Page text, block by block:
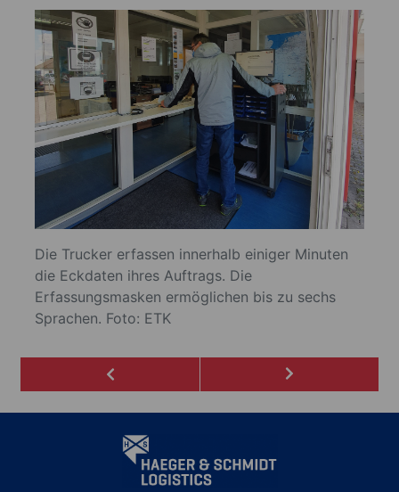
at
s
A
p
p
c
e
b
o
o
k
k
e
dI
n
ai
l
G
Die Trucker erfassen innerhalb einiger Minuten
die Eckdaten ihres Auftrags. Die
Erfassungsmasken ermöglichen bis zu sechs
Sprachen. Foto: ETK